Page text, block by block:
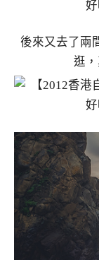
後來又去了兩
逛